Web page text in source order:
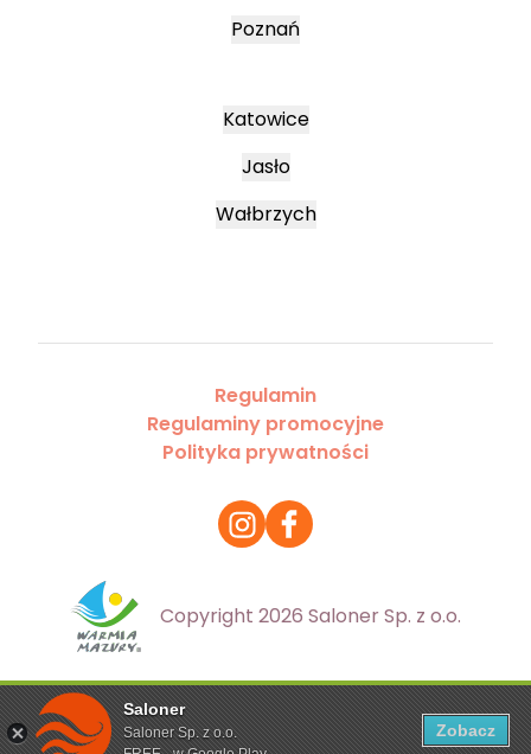
Saloner
Saloner Sp. z o.o.
Zobacz
Ta strona korzysta z plików cookies. Aby dowiedzieć się
więcej zapoznaj się zpolityką prywatności
Poznań
Katowice
Jasło
Wałbrzych
Regulamin
Regulaminy promocyjne
Polityka prywatności
Copyright 2026 Saloner Sp. z o.o.